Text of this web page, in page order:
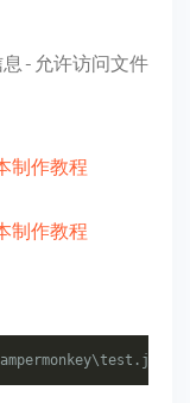
息-允许访问文件
脚本